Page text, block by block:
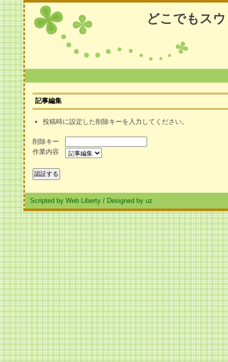
どこでもス
記事編集
投稿時に設定した削除キーを入力してください。
削除キー
作業内容
Scripted by Web Liberty / Designed by uz